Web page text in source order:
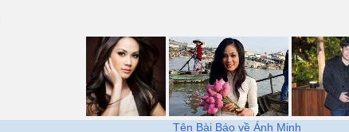
Tên Bài Báo về Ánh Minh